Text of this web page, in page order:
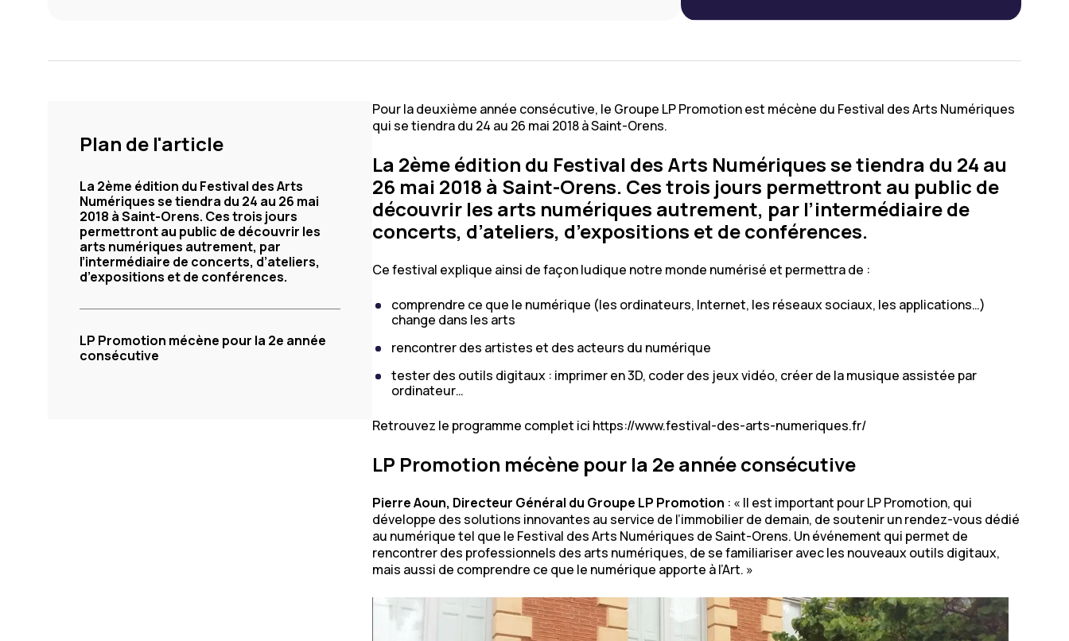
Plan de l'article
La 2ème édition du Festival des Arts
Numériques se tiendra du 24 au 26 mai
2018 à Saint-Orens. Ces trois jours
permettront au public de découvrir les
arts numériques autrement, par
l’intermédiaire de concerts, d’ateliers,
d’expositions et de conférences.
LP Promotion mécène pour la 2e année
consécutive
Pour la deuxième année consécutive, le Groupe LP Promotion est mécène du Festival des Arts Numériques
qui se tiendra du 24 au 26 mai 2018 à Saint-Orens.
La 2ème édition du Festival des Arts Numériques se tiendra du 24 au
26 mai 2018 à Saint-Orens. Ces trois jours permettront au public de
découvrir les arts numériques autrement, par l’intermédiaire de
concerts, d’ateliers, d’expositions et de conférences.
Ce festival explique ainsi de façon ludique notre monde numérisé et permettra de :
comprendre ce que le numérique (les ordinateurs, Internet, les réseaux sociaux, les applications…)
change dans les arts
rencontrer des artistes et des acteurs du numérique
tester des outils digitaux : imprimer en 3D, coder des jeux vidéo, créer de la musique assistée par
ordinateur…
Retrouvez le programme complet ici https://www.festival-des-arts-numeriques.fr/
LP Promotion mécène pour la 2e année consécutive
Pierre Aoun, Directeur Général du Groupe LP Promotion : « Il est important pour LP Promotion, qui
développe des solutions innovantes au service de l’immobilier de demain, de soutenir un rendez-vous dédié
au numérique tel que le Festival des Arts Numériques de Saint-Orens. Un événement qui permet de
rencontrer des professionnels des arts numériques, de se familiariser avec les nouveaux outils digitaux,
mais aussi de comprendre ce que le numérique apporte à l’Art. »